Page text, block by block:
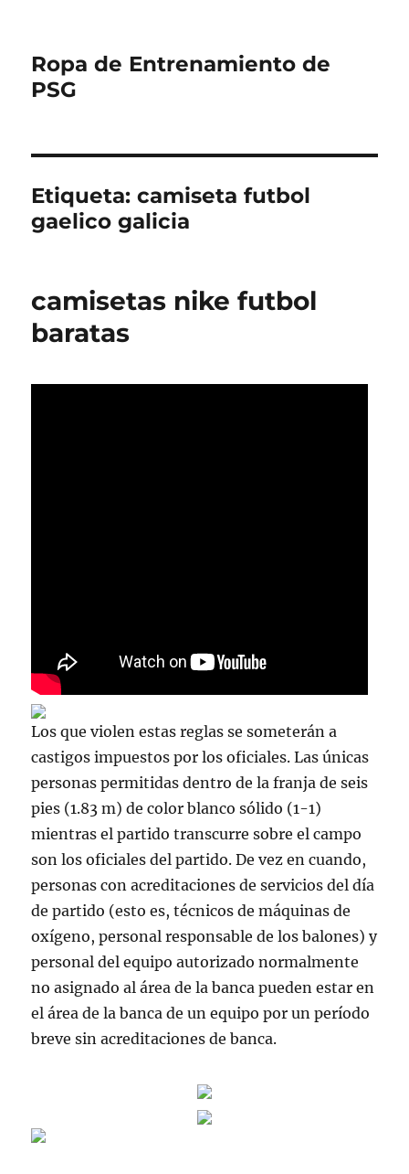
Ropa de Entrenamiento de
PSG
Etiqueta:camiseta futbol
gaelico galicia
camisetas nike futbol
baratas
Los que violen estas reglas se someterán a
castigos impuestos por los oficiales. Las únicas
personas permitidas dentro de la franja de seis
pies (1.83 m) de color blanco sólido (1-1)
mientras el partido transcurre sobre el campo
son los oficiales del partido. De vez en cuando,
personas con acreditaciones de servicios del día
de partido (esto es, técnicos de máquinas de
oxígeno, personal responsable de los balones) y
personal del equipo autorizado normalmente
no asignado al área de la banca pueden estar en
el área de la banca de un equipo por un período
breve sin acreditaciones de banca.